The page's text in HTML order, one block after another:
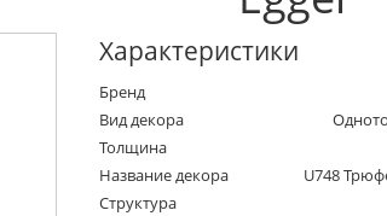
Характеристики
Бренд
Вид декора
Толщина
Название декора
U748
Структура